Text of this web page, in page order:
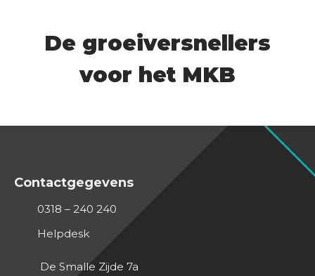
De groeiversnellers
voor het MKB
Contactgegevens
0318 – 240 240
Helpdesk
De Smalle Zijde 7a